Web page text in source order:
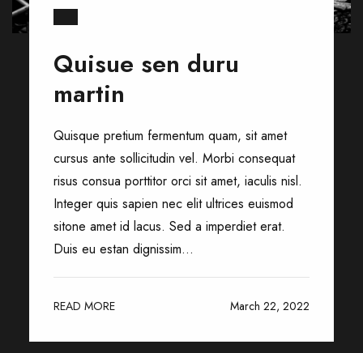
Quisue sen duru
martin
Quisque pretium fermentum quam, sit amet
cursus ante sollicitudin vel. Morbi consequat
risus consua porttitor orci sit amet, iaculis nisl.
Integer quis sapien nec elit ultrices euismod
sitone amet id lacus. Sed a imperdiet erat.
Duis eu estan dignissim...
READ MORE March 22, 2022